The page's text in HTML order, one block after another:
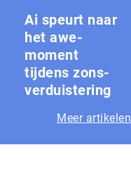
Ai speurt naar
het awe-
moment
tijdens zons­
ver­duis­te­ring
Meer artikelen